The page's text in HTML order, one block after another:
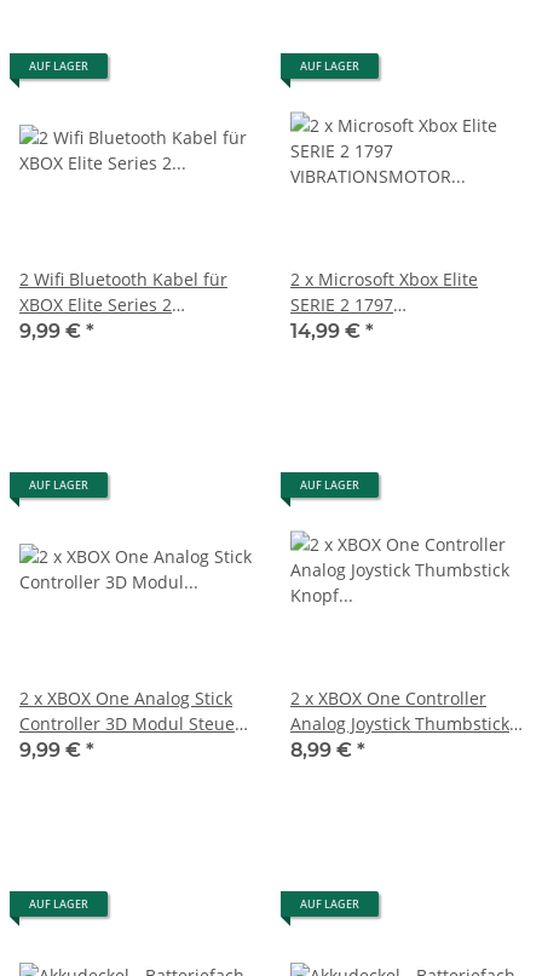
AUF LAGER
2 Wifi Bluetooth Kabel für
XBOX Elite Series 2
Controller 1797
9,99 € *
AUF LAGER
2 x Microsoft Xbox Elite
SERIE 2 1797
VIBRATIONSMOTOR
14,99 € *
AUF LAGER
2 x XBOX One Analog Stick
Controller 3D Modul Steuer-
Modul Thumbstick Ersatzteil
9,99 € *
AUF LAGER
2 x XBOX One Controller
Analog Joystick Thumbstick
Knopf Kappe
8,99 € *
AUF LAGER AUF LAGER